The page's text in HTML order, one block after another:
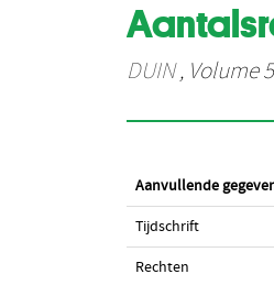
DUIN, Volume
Aanvullende
Tijdschrift
Rechten